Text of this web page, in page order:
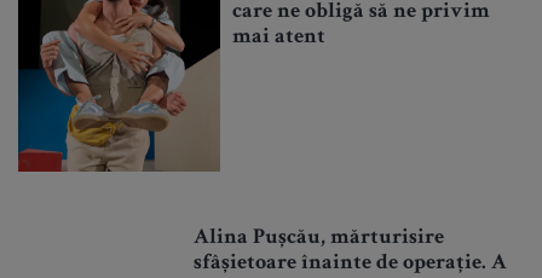
care ne obligă să ne privim
mai atent
Alina Pușcău, mărturisire
sfâșietoare înainte de operație. A